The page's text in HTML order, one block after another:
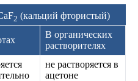
2 (кальций фтористый)
В органических
растворителях
не растворяется в
ацетоне